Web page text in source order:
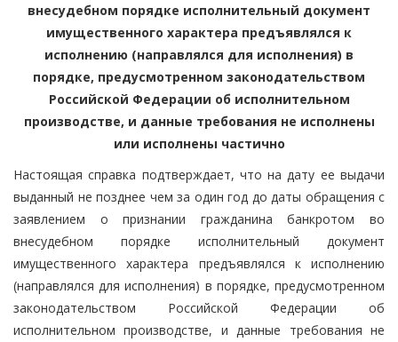
внесудебном порядке исполнительный документ
имущественного характера предъявлялся к
исполнению (направлялся для исполнения) в
порядке, предусмотренном законодательством
Российской Федерации об исполнительном
производстве, и данные требования не исполнены
или исполнены частично
Настоящая справка подтверждает, что на дату ее выдачи
выданный не позднее чем за один год до даты обращения с
заявлением о признании гражданина банкротом во
внесудебном порядке исполнительный документ
имущественного характера предъявлялся к исполнению
(направлялся для исполнения) в порядке, предусмотренном
законодательством Российской Федерации об
исполнительном производстве, и данные требования не